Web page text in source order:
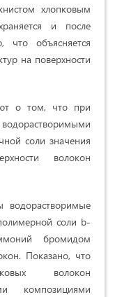
хлопковым
и после
что объясняется
на поверхности
о том, что при
соли значения
волокон
водорастворимые
соли b-
бромидом
Показано, что
волокон
композициями